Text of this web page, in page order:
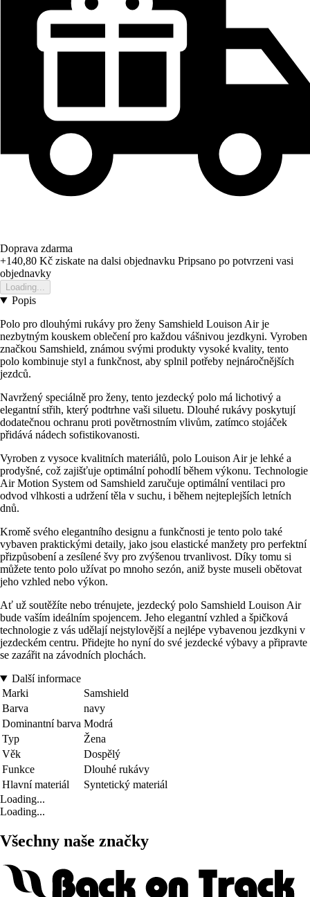
Doprava zdarma
+140,80 Kč ziskate na dalsi objednavku Pripsano po potvrzeni vasi
objednavky
Loading...
Popis
Polo pro dlouhými rukávy pro ženy Samshield Louison Air je
nezbytným kouskem oblečení pro každou vášnivou jezdkyni. Vyroben
značkou Samshield, známou svými produkty vysoké kvality, tento
polo kombinuje styl a funkčnost, aby splnil potřeby nejnáročnějších
jezdců.
Navržený speciálně pro ženy, tento jezdecký polo má lichotivý a
elegantní střih, který podtrhne vaši siluetu. Dlouhé rukávy poskytují
dodatečnou ochranu proti povětrnostním vlivům, zatímco stojáček
přidává nádech sofistikovanosti.
Vyroben z vysoce kvalitních materiálů, polo Louison Air je lehké a
prodyšné, což zajišťuje optimální pohodlí během výkonu. Technologie
Air Motion System od Samshield zaručuje optimální ventilaci pro
odvod vlhkosti a udržení těla v suchu, i během nejteplejších letních
dnů.
Kromě svého elegantního designu a funkčnosti je tento polo také
vybaven praktickými detaily, jako jsou elastické manžety pro perfektní
přizpůsobení a zesílené švy pro zvýšenou trvanlivost. Díky tomu si
můžete tento polo užívat po mnoho sezón, aniž byste museli obětovat
jeho vzhled nebo výkon.
Ať už soutěžíte nebo trénujete, jezdecký polo Samshield Louison Air
bude vaším ideálním spojencem. Jeho elegantní vzhled a špičková
technologie z vás udělají nejstylovější a nejlépe vybavenou jezdkyni v
jezdeckém centru. Přidejte ho nyní do své jezdecké výbavy a připravte
se zazářit na závodních plochách.
Další informace
Marki
Samshield
Barva
navy
Dominantní barva Modrá
Typ
Žena
Věk
Dospělý
Funkce
Dlouhé rukávy
Hlavní materiál
Syntetický materiál
Loading...
Loading...
Všechny naše značky